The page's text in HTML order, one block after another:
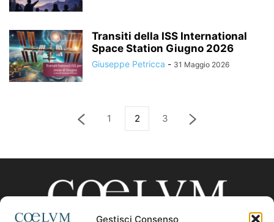
Gestisci Consenso
Transiti della ISS International
Space Station Giugno 2026
Giuseppe Petricca - 31 Maggio 2026
1 2 3